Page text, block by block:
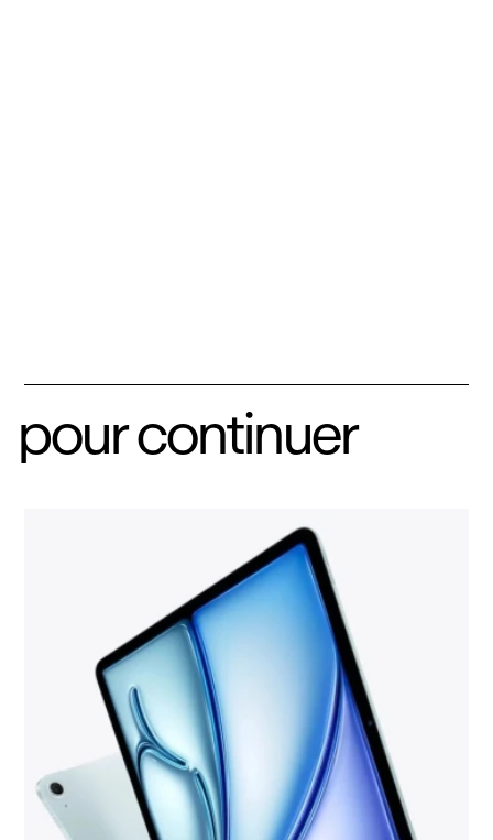
pour continuer